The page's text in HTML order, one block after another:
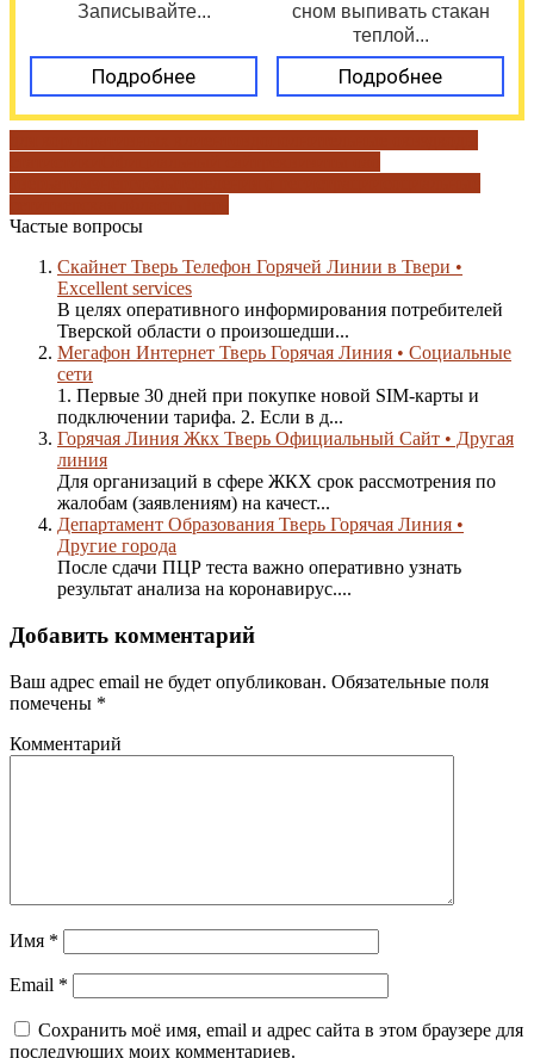
Записывайте...
Подробнее
сном выпивать стакан
теплой...
Подробнее
Частые вопросы
Скайнет Тверь Телефон Горячей Линии в Твери •
Excellent services
В целях оперативного информирования потребителей
Тверской области о произошедши...
Мегафон Интернет Тверь Горячая Линия • Социальные
сети
1. Первые 30 дней при покупке новой SIM-карты и
подключении тарифа. 2. Если в д...
Горячая Линия Жкх Тверь Официальный Сайт • Другая
линия
Для организаций в сфере ЖКХ срок рассмотрения по
жалобам (заявлениям) на качест...
Департамент Образования Тверь Горячая Линия •
Другие города
После сдачи ПЦР теста важно оперативно узнать
результат анализа на коронавирус....
Добавить комментарий
Ваш адрес email не будет опубликован. Обязательные поля
помечены *
Комментарий
Имя *
Email *
Сохранить моё имя, email и адрес сайта в этом браузере для
последующих моих комментариев.